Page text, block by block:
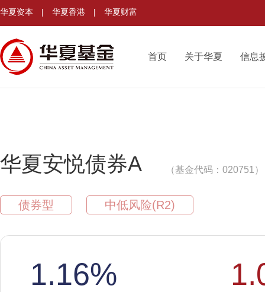
华夏资本 | 华夏香港 | 华夏财富
首页 关于华夏 信息
华夏安悦债券A （基金代码：020751）
债券型 中低风险(R2)
1.16%